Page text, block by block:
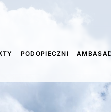
PODOPIECZNI